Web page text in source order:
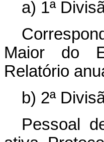
a) 1ª
Maior do
Relatório
b) 2ª
Pessoal